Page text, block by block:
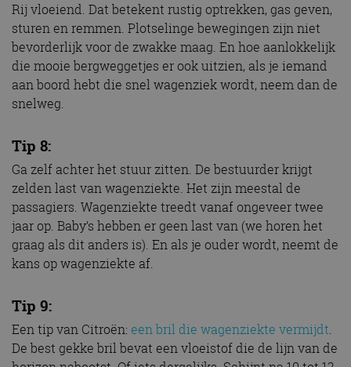
Rij vloeiend. Dat betekent rustig optrekken, gas geven,
sturen en remmen. Plotselinge bewegingen zijn niet
bevorderlijk voor de zwakke maag. En hoe aanlokkelijk
die mooie bergweggetjes er ook uitzien, als je iemand
aan boord hebt die snel wagenziek wordt, neem dan de
snelweg.
Tip 8:
Ga zelf achter het stuur zitten. De bestuurder krijgt
zelden last van wagenziekte. Het zijn meestal de
passagiers. Wagenziekte treedt vanaf ongeveer twee
jaar op. Baby’s hebben er geen last van (we horen het
graag als dit anders is). En als je ouder wordt, neemt de
kans op wagenziekte af.
Tip 9:
Een tip van Citroën: een bril die wagenziekte vermijdt.
De best gekke bril bevat een vloeistof die de lijn van de